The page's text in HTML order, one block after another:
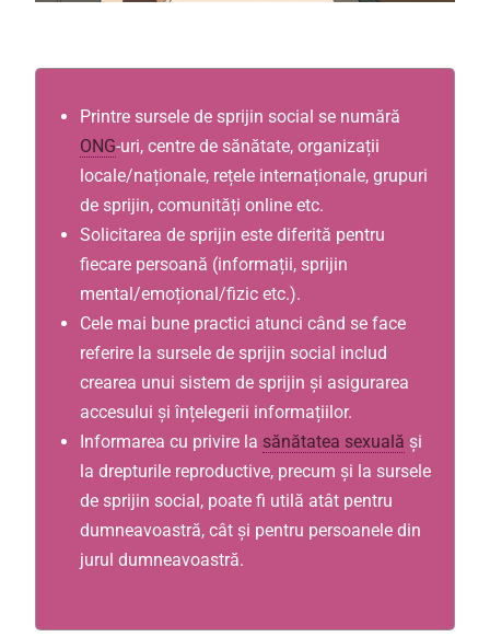
Printre sursele de sprijin social se numără
ONG-uri, centre de sănătate, organizații
locale/naționale, rețele internaționale, grupuri
de sprijin, comunități online etc.
Solicitarea de sprijin este diferită pentru
fiecare persoană (informații, sprijin
mental/emoțional/fizic etc.).
Cele mai bune practici atunci când se face
referire la sursele de sprijin social includ
crearea unui sistem de sprijin și asigurarea
accesului și înțelegerii informațiilor.
Informarea cu privire la sănătatea sexuală și
la drepturile reproductive, precum și la sursele
de sprijin social, poate fi utilă atât pentru
dumneavoastră, cât și pentru persoanele din
jurul dumneavoastră.